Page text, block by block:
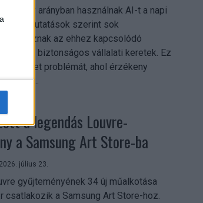
nagy arányban használnak AI-t a napi
friss kutatások szerint sok
hiányoznak az ehhez kapcsolódó
és biztonságos vállalati keretek. Ez
jelenthet problémát, ahol érzékeny
a legendás Louvre-
a Samsung Art Store-ba
2026. július 23.
gyűjteményének 34 új műalkotása
csatlakozik a Samsung Art Store-hoz.